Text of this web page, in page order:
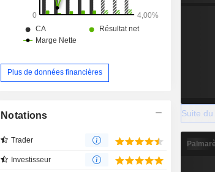
Plus de données financières
Notations
Trader
Investisseur
Suite